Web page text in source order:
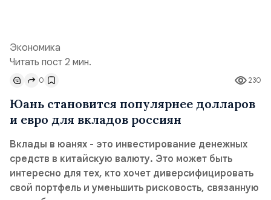
Экономика
Читать пост 2 мин.
230
0
Юань становится популярнее долларов
и евро для вкладов россиян
Вклады в юанях - это инвестирование денежных
средств в китайскую валюту. Это может быть
интересно для тех, кто хочет диверсифицировать
свой портфель и уменьшить рисковость, связанную